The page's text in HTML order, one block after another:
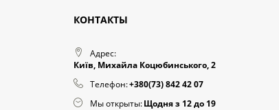
КОНТАКТЫ
Адрес:
Київ, Михайла Коцюбинського, 2
Телефон:+380(73) 842 42 07
Мы открыты:Щодня з 12 до 19